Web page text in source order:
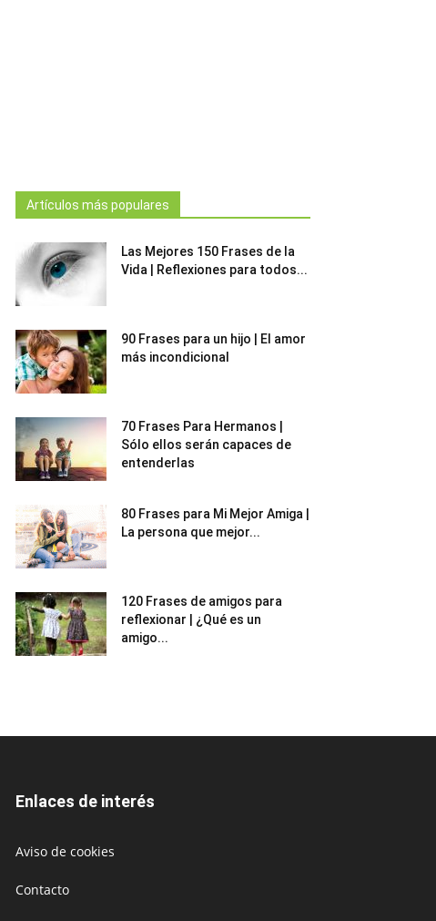
Artículos más populares
Las Mejores 150 Frases de la
Vida | Reflexiones para todos...
90 Frases para un hijo | El amor
más incondicional
70 Frases Para Hermanos |
Sólo ellos serán capaces de
entenderlas
80 Frases para Mi Mejor Amiga |
La persona que mejor...
120 Frases de amigos para
reflexionar | ¿Qué es un
amigo...
Enlaces de interés
Aviso de cookies
Contacto